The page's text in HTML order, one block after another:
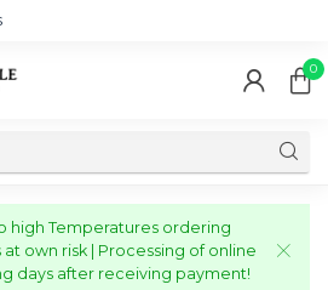
0
high Temperatures ordering
own risk | Processing of online
days after receiving payment!